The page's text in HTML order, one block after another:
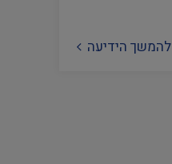
להמשך הידיעה